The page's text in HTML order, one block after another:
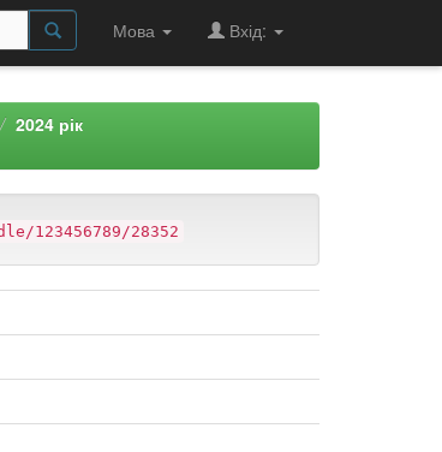
Мова Вхід:
2024 рік
123456789/28352